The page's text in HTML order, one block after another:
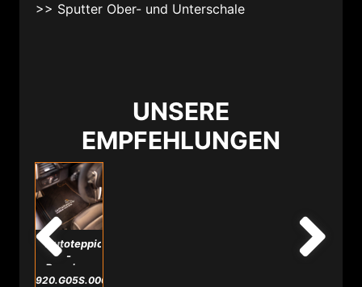
>> Sputter Ober- und Unterschale
UNSERE
EMPFEHLUNGEN
Autoteppich
-
Premiumvelours
920.G05S.0065.A